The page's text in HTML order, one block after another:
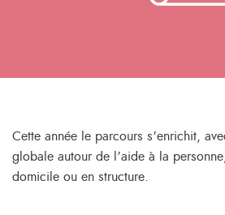
Cette année le parcours s’enrichit,
globale autour de l’aide à la
domicile ou en structure.